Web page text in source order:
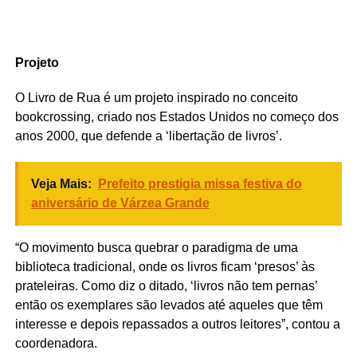
Projeto
O Livro de Rua é um projeto inspirado no conceito
bookcrossing, criado nos Estados Unidos no começo dos
anos 2000, que defende a ‘libertação de livros’.
Veja Mais:
Prefeito prestigia missa festiva do
aniversário de Várzea Grande
“O movimento busca quebrar o paradigma de uma
biblioteca tradicional, onde os livros ficam ‘presos’ às
prateleiras. Como diz o ditado, ‘livros não tem pernas’
então os exemplares são levados até aqueles que têm
interesse e depois repassados a outros leitores”, contou a
coordenadora.